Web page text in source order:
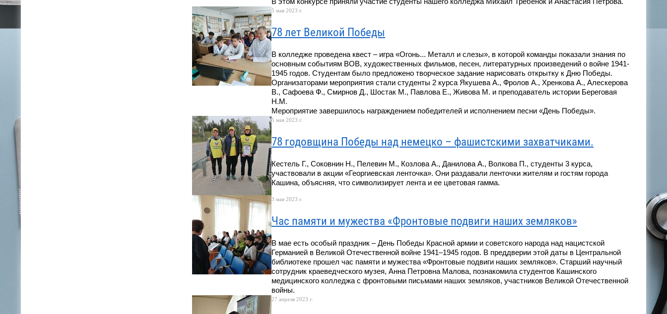
В этом конкурсе приняли участие студенты нашего колледжа Михаил Требенок и Анастасия Петрова.
5 мая 2023 г.
78 лет Великой Победы
В колледже проведена квест – игра «Огонь... Металл и слезы», в которой команды показали знания по
основным событиям ВОВ, художественных фильмов, песен, литературных произведений о войне 1941-
1945 годов. Студентам было предложено творческое задание нарисовать открытку к Дню Победы.
Организаторами мероприятия стали студенты 2 курса Якушева А., Фролов А., Хренкова А., Алескерова
В., Сафоева Ф., Смирнов Д., Шостак М., Павлова Е., Живова М. и преподаватель истории Береговая
Н.М.
Мероприятие завершилось награждением победителей и исполнением песни «День Победы».
5 мая 2023 г.
78 годовщина Победы над немецко – фашистскими захватчиками.
Кестель Г., Соковнин Н., Пелевин М., Козлова А., Данилова А., Волкова П., студенты 3 курса,
участвовали в акции «Георгиевская ленточка». Они раздавали ленточки жителям и гостям города
Кашина, объясняя, что символизирует лента и ее цветовая гамма.
3 мая 2023 г.
Час памяти и мужества «Фронтовые подвиги наших земляков»
В мае есть особый праздник – День Победы Красной армии и советского народа над нацистской
Германией в Великой Отечественной войне 1941–1945 годов. В преддверии этой даты в Центральной
библиотеке прошел час памяти и мужества «Фронтовые подвиги наших земляков». Старший научный
сотрудник краеведческого музея, Анна Петровна Малова, познакомила студентов Кашинского
медицинского колледжа с фронтовыми письмами наших земляков, участников Великой Отечественной
войны.
27 апреля 2023 г.